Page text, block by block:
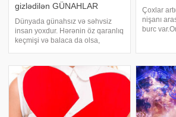
gizlədilən GÜNAHLAR
Dünyada günahsız və səhvsiz
insan yoxdur. Hərənin öz qaranlıq
keçmişi və balaca da olsa,
həyatı elə öz səhvlərinin üzərində
öyrənir, onlardan düzgün nəticə
çıxarır
Çoxlar
nişanı
burc
(dağ